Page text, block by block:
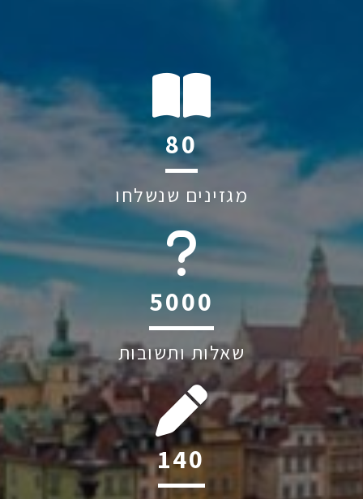
112
מגזינים שנשלחו
6045
שאלות ותשובות
195